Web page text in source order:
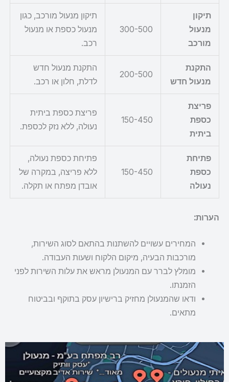
תיקון
מנעול
מורכב
300-500
תיקון מנעול מורכב, כגון
מנעול כספת או מנעול
רכב.
התקנת
מנעול חדש
200-500
התקנת מנעול חדש
לדלת, חלון או רכב.
פריצת
כספת
ביתית
150-450
פריצת כספת ביתית
נעולה, ללא נזק לכספת.
פתיחת
כספת
נעולה
150-450
פתיחת כספת נעולה,
ללא פריצה, במקרה של
אובדן מפתח או תקלה.
הערות:
המחירים עשויים להשתנות בהתאם לסוג השירות,
מורכבות הבעיה, מיקום הלקוח ושעות העבודה.
מומלץ לברר עם המנעולן מראש את עלות השירות לפני
הזמנתו.
ודאו שהמנעולן מחזיק ברישיון עסק בתוקף ובביטוח
מתאים.